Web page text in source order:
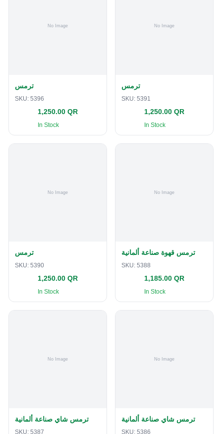
ترمس
SKU: 5396
1,250.00 QR
In Stock
ترمس
SKU: 5391
1,250.00 QR
In Stock
ترمس
SKU: 5390
1,250.00 QR
In Stock
ترمس قهوة صناعة ألمانية
SKU: 5388
1,185.00 QR
In Stock
ترمس شاي صناعة ألمانية
SKU: 5387
ترمس شاي صناعة ألمانية
SKU: 5386